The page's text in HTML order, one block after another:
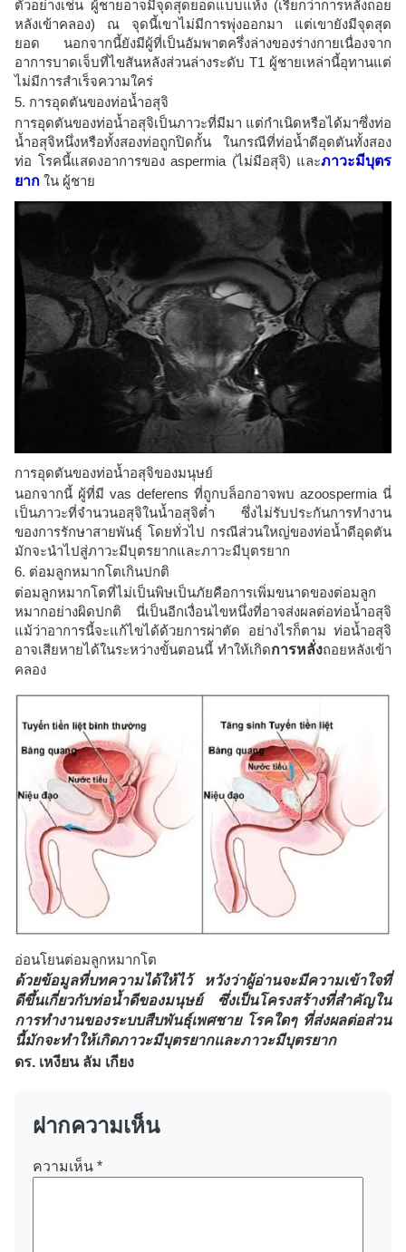
ตัวอย่างเช่น ผู้ชายอาจมีจุดสุดยอดแบบแห้ง (เรียกว่าการหลั่งถอย
หลังเข้าคลอง) ณ จุดนี้เขาไม่มีการพุ่งออกมา แต่เขายังมีจุดสุด
ยอด นอกจากนี้ยังมีผู้ที่เป็นอัมพาตครึ่งล่างของร่างกายเนื่องจาก
อาการบาดเจ็บที่ไขสันหลังส่วนล่างระดับ T1 ผู้ชายเหล่านี้อุทานแต่
ไม่มีการสำเร็จความใคร่
5. การอุดตันของท่อน้ำอสุจิ
การอุดตันของท่อน้ำอสุจิเป็นภาวะที่มีมา แต่กำเนิดหรือได้มาซึ่งท่อ
น้ำอสุจิหนึ่งหรือทั้งสองท่อถูกปิดกั้น ในกรณีที่ท่อน้ำดีอุดตันทั้งสอง
ท่อ โรคนี้แสดงอาการของ aspermia (ไม่มีอสุจิ) และภาวะมีบุตร
ยาก ใน ผู้ชาย
การอุดตันของท่อน้ำอสุจิของมนุษย์
นอกจากนี้ ผู้ที่มี vas deferens ที่ถูกบล็อกอาจพบ azoospermia นี่
เป็นภาวะที่จำนวนอสุจิในน้ำอสุจิต่ำ ซึ่งไม่รับประกันการทำงาน
ของการรักษาสายพันธุ์ โดยทั่วไป กรณีส่วนใหญ่ของท่อน้ำดีอุดตัน
มักจะนำไปสู่ภาวะมีบุตรยากและภาวะมีบุตรยาก
6. ต่อมลูกหมากโตเกินปกติ
ต่อมลูกหมากโตที่ไม่เป็นพิษเป็นภัยคือการเพิ่มขนาดของต่อมลูก
หมากอย่างผิดปกติ นี่เป็นอีกเงื่อนไขหนึ่งที่อาจส่งผลต่อท่อน้ำอสุจิ
แม้ว่าอาการนี้จะแก้ไขได้ด้วยการผ่าตัด อย่างไรก็ตาม ท่อน้ำอสุจิ
อาจเสียหายได้ในระหว่างขั้นตอนนี้ ทำให้เกิดการหลั่งถอยหลังเข้า
คลอง
อ่อนโยนต่อมลูกหมากโต
ด้วยข้อมูลที่บทความได้ให้ไว้ หวังว่าผู้อ่านจะมีความเข้าใจที่
ดีขึ้นเกี่ยวกับท่อน้ำดีของมนุษย์ ซึ่งเป็นโครงสร้างที่สำคัญใน
การทำงานของระบบสืบพันธุ์เพศชาย โรคใดๆ ที่ส่งผลต่อส่วน
นี้มักจะทำให้เกิดภาวะมีบุตรยากและภาวะมีบุตรยาก
ดร. เหงียน ลัม เกียง
ฝากความเห็น
ความเห็น *